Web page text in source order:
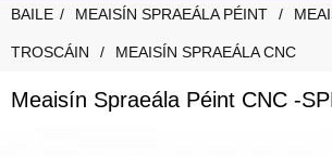
BAILE MEAISÍN SPRAEÁLA PÉINT
TROSCÁIN MEAISÍN SPRAEÁLA CNC
Meaisín Spraeála Péint CNC -